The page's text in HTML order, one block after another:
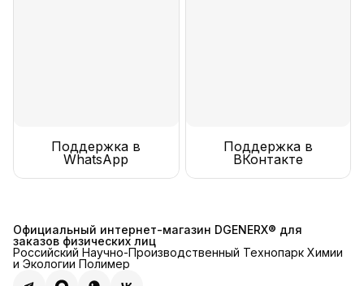
Поддержка в
WhatsApp
Поддержка в
ВКонтакте
Официальный интернет-магазин DGENERX® для
заказов физических лиц
Российский Научно-Производственный Технопарк Химии
и Экологии Полимер